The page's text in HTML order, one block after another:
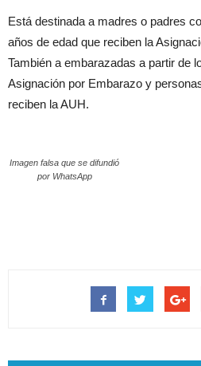
Está destinada a madres o padres
años de edad que reciben la
También a embarazadas a partir de
Asignación por Embarazo y
reciben la AUH.
Imagen falsa que se difundió
por WhatsApp